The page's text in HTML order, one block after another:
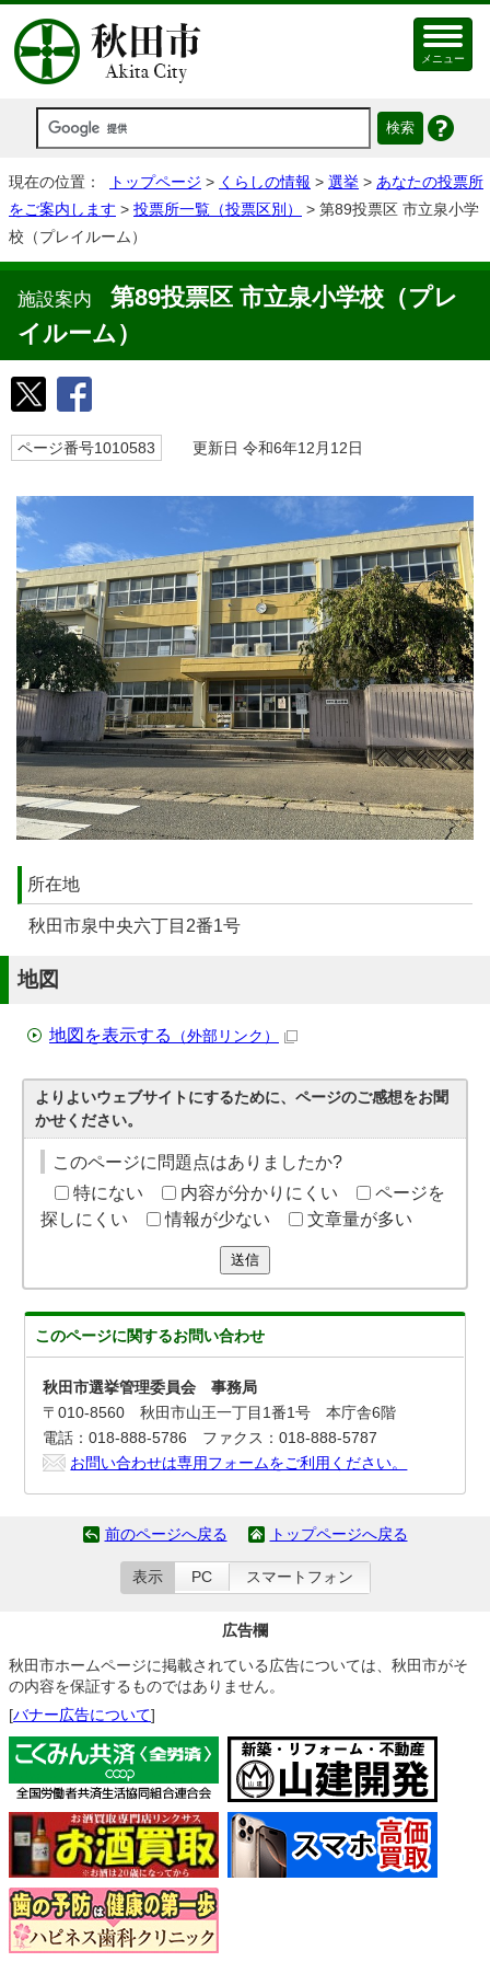
メニュー
現在の位置： トップページ > くらしの情報 > 選挙 > あなたの投票所
をご案内します > 投票所一覧（投票区別）
> 第89投票区 市立泉小学
校（プレイルーム）
施設案内 第89投票区 市立泉小学校（プレ
イルーム）
ページ番号1010583 更新日 令和6年12月12日
所在地
秋田市泉中央六丁目2番1号
地図
地図を表示する （外部リンク）
よりよいウェブサイトにするために、ページのご感想をお聞
かせください。
このページに問題点はありましたか?
特にない
内容が分かりにくい
ページを
探しにくい
情報が少ない 文章量が多い
送信
このページに関するお問い合わせ
秋田市選挙管理委員会 事務局
〒010-8560 秋田市山王一丁目1番1号 本庁舎6階
電話：018-888-5786 ファクス：018-888-5787
お問い合わせは専用フォームをご利用ください。
前のページへ戻る トップページへ戻る
表示 PC スマートフォン
広告欄
秋田市ホームページに掲載されている広告については、秋田市がそ
の内容を保証するものではありません。
[バナー広告について]